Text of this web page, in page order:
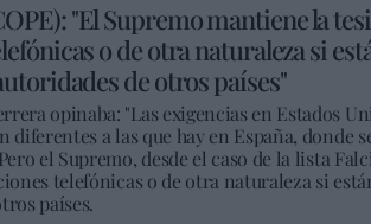
"El Supremo mantiene la
o de otra naturaleza si
de otros países"
opinaba: "Las exigencias en Estados
diferentes a las que hay en España, donde
el Supremo, desde el caso de la lista
telefónicas o de otra naturaleza si
países.